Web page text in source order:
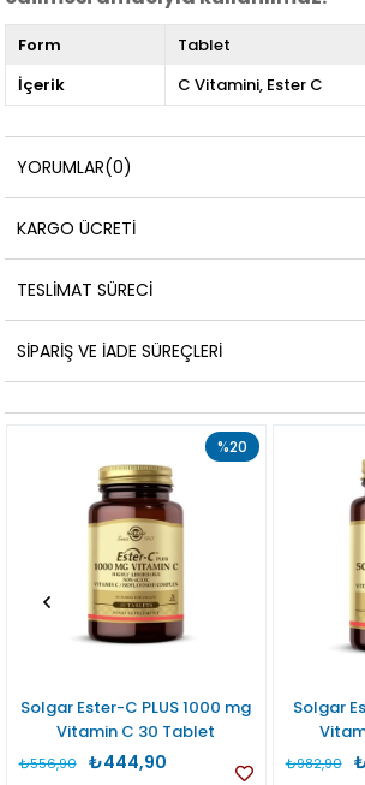
Form
Tablet
İçerik
C Vitamini Ester C
YORUMLAR(0)
KARGO ÜCRETI
TESLIMAT SÜRECI
SIPARIŞ VE İADE SÜREÇLERI
Solgar Ester-C PLUS 1000 mg
Vitamin C 30 Tablet
₺444,90
₺556,90
%20
Solgar
₺982,90